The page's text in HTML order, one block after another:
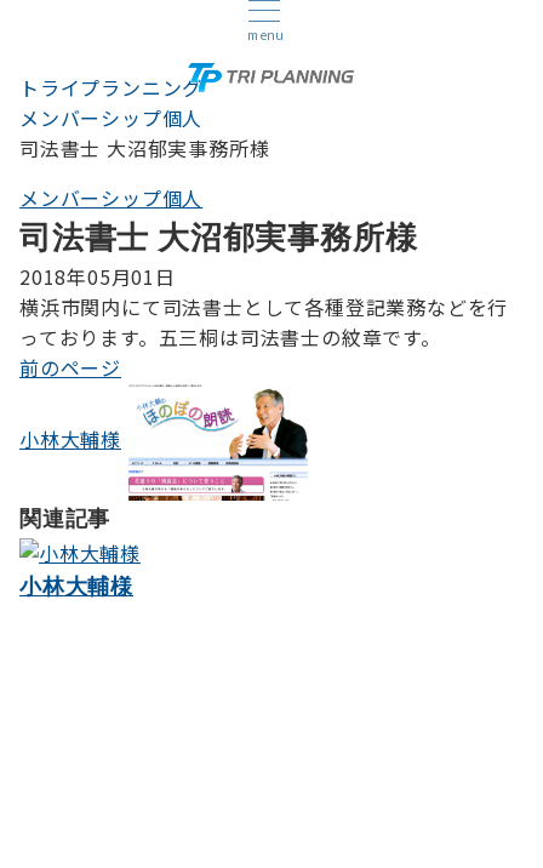
menu
トライプランニング
メンバーシップ個人
司法書士 大沼郁実事務所様
メンバーシップ個人
司法書士 大沼郁実事務所様
2018年05月01日
横浜市関内にて司法書士として各種登記業務などを行
っております。五三桐は司法書士の紋章です。
投
ナ
ゲ
ー
前のページ
小林大輔様
関連記事
小林大輔様